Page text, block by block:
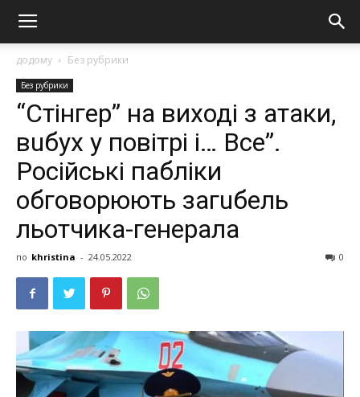
додому Без рубрики
Без рубрики
“Стінгер” на виході з aтaки,
вuбyх у повітрі і… Все”.
Російські паблiки
обговорюють загuбель
льотчика-генерала
по khristina - 24.05.2022 0